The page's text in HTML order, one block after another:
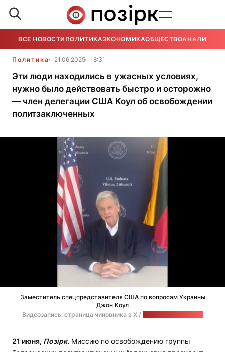
ВСЕ НОВОСТИ ПОЛИТИКАЭКОНОМИКАОБЩЕСТВОАНАЛИТИКА
Политика 21.06.2025 18:31
Эти люди находились в ужасных условиях,
нужно было действовать быстро и осторожно
— член делегации США Коул об освобождении
политзаключенных
Заместитель спецпредставителя США по вопросам Украины
Джон Коул
Видеозапись: страница чиновника в Х /
21 июня, Позірк. Миссию по освобождению группы